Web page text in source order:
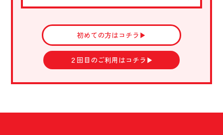
初めての方はコチラ▶︎
２回目のご利用はコチラ▶︎